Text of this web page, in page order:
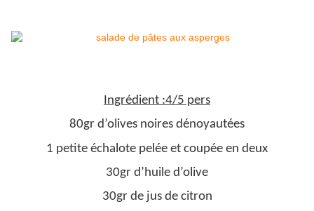
Ingrédient :4/5 pers
80gr d’olives noires dénoyautées
1 petite échalote pelée et coupée en deux
30gr d’huile d’olive
30gr de jus de citron